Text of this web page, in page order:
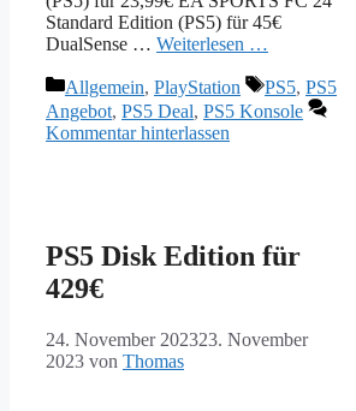
Standard Edition (PS5) für 45€
DualSense … Weiterlesen …
Kategorien
Allgemein, PlayStation Schlagwörter
PS5, PS5
Angebot, PS5 Deal, PS5 Konsole
Kommentar hinterlassen
PS5 Disk Edition für
429€
24. November 202323. November
2023 von Thomas